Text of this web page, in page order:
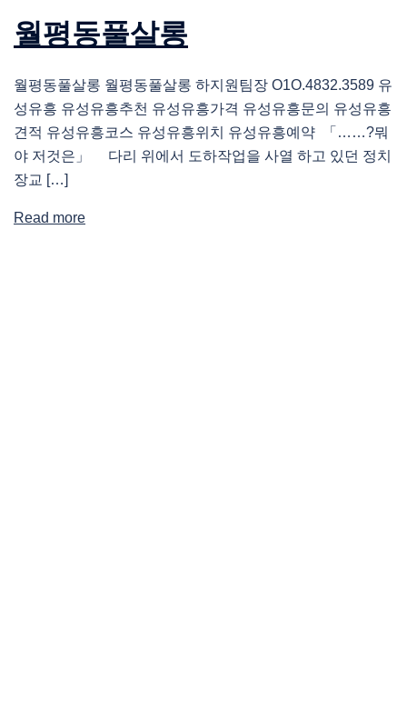
월평동풀살롱
월평동풀살롱 월평동풀살롱 하지원팀장 O1O.4832.3589 유
성유흥 유성유흥추천 유성유흥가격 유성유흥문의 유성유흥
견적 유성유흥코스 유성유흥위치 유성유흥예약 「……?뭐
야 저것은」 다리 위에서 도하작업을 사열 하고 있던 정치
장교 […]
Read more